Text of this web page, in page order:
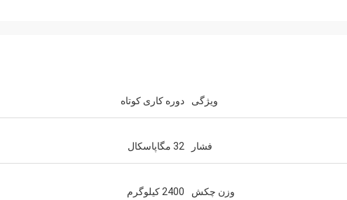
ویژگی دوره کاری کوتاه
فشار 32 مگاپاسکال
وزن چکش 2400 کیلوگرم